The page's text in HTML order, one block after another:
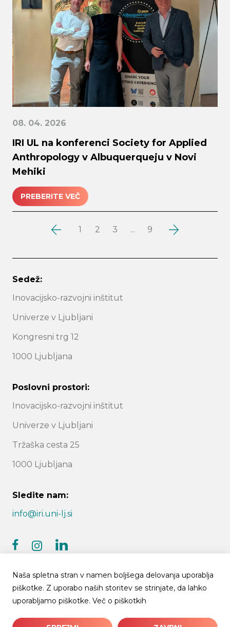
08. 04. 2026
IRI UL na konferenci Society for Applied
Anthropology v Albuquerqueju v Novi
Mehiki
PREBERITE VEČ
1 2 3 ... 9
Sedež:
Inovacijsko-razvojni inštitut
Univerze v Ljubljani
Kongresni trg 12
1000 Ljubljana
Poslovni prostori:
Inovacijsko-razvojni inštitut
Univerze v Ljubljani
Tržaška cesta 25
1000 Ljubljana
Sledite nam:
info@iri.uni-lj.si
facebookinstagram
linkedin
© 2026 IRI UL | Vse pravice pridržane
Naša spletna stran v namen boljšega delovanja uporablja
piškotke. Z uporabo naših storitev se strinjate, da lahko
uporabljamo piškotke. Več o piškotkih